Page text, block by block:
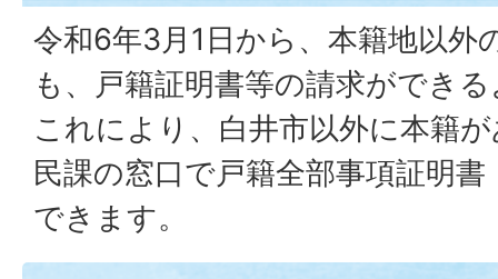
令和6年3月1日から、本籍地以外
も、戸籍証明書等の請求ができ
これにより、白井市以外に本籍
民課の窓口で戸籍全部事項証明
できます。